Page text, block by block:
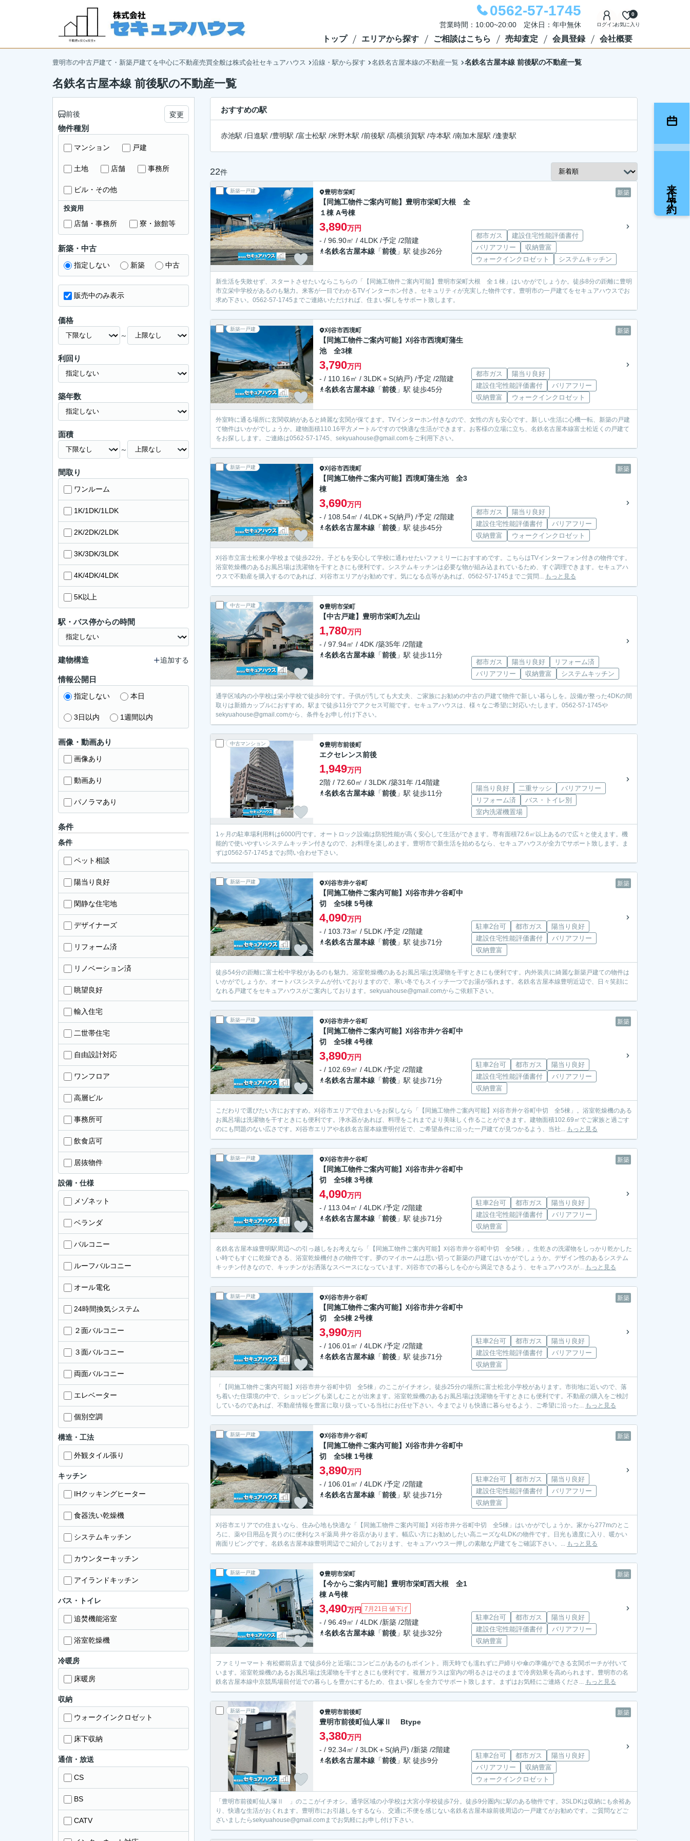
0562-57-1745
営業時間：10:00~20:00 定休日：年中無休 ログインお気に入り
0
トップ エリアから探す ご相談はこちら 売却査定 会員登録 会社概要
豊明市の中古戸建て・新築戸建てを中心に不動産売買全般は株式会社セキュアハウス 沿線・駅から探す 名鉄名古屋本線の不動産一覧 名鉄名古屋本線 前後駅の不動産一覧
名鉄名古屋本線 前後駅の不動産一覧
おすすめの駅
赤池駅 /日進駅 /豊明駅 /富士松駅 /米野木駅 /前後駅 /高横須賀駅 /寺本駅 /南加木屋駅 /逢妻駅
22件
新築一戸建 新築
豊明市栄町
【同施工物件ご案内可能】豊明市栄町大根 全
１棟 A号棟
3,890万円
- / 96.90㎡ / 4LDK /予定 /2階建
名鉄名古屋本線 「前後 」駅 徒歩26分
都市ガス
建設住宅性能評価書付
バリアフリー
収納豊富
ウォークインクロゼット
システムキッチン
新生活を失敗せず、スタートさせたいならこちらの「【同施工物件ご案内可能】豊明市栄町大根 全１棟」はいかがでしょうか。徒歩8分の距離に豊明
市立栄中学校があるのも魅力。来客が一目でわかるTVインターホン付き。セキュリティが充実した物件です。豊明市の一戸建てをセキュアハウスでお
求め下さい。0562-57-1745までご連絡いただければ、住まい探しをサポート致します。
新築一戸建 新築
刈谷市西境町
【同施工物件ご案内可能】刈谷市西境町蒲生
池 全3棟
3,790万円
- / 110.16㎡ / 3LDK＋S(納戸) /予定 /2階建
名鉄名古屋本線 「前後 」駅 徒歩45分
都市ガス
陽当り良好
建設住宅性能評価書付
バリアフリー
収納豊富
ウォークインクロゼット
外室時に通る場所に玄関収納があると綺麗な玄関が保てます。TVインターホン付きなので、女性の方も安心です。新しい生活に心機一転、新築の戸建
て物件はいかがでしょうか。建物面積110.16平方メートルですので快適な生活ができます。お客様の立場に立ち、名鉄名古屋本線富士松近くの戸建て
をお探しします。ご連絡は0562-57-1745、sekyuahouse@gmail.comをご利用下さい。
新築一戸建 新築
刈谷市西境町
【同施工物件ご案内可能】西境町蒲生池 全3
棟
3,690万円
- / 108.54㎡ / 4LDK＋S(納戸) /予定 /2階建
名鉄名古屋本線 「前後 」駅 徒歩45分
都市ガス
陽当り良好
建設住宅性能評価書付
バリアフリー
収納豊富
ウォークインクロゼット
刈谷市立富士松東小学校まで徒歩22分。子どもを安心して学校に通わせたいファミリーにおすすめです。こちらはTVインターフォン付きの物件です。
浴室乾燥機のあるお風呂場は洗濯物を干すときにも便利です。システムキッチンは必要な物が組み込まれているため、すぐ調理できます。セキュアハ
ウスで不動産を購入するのであれば、刈谷市エリアがお勧めです。気になる点等があれば、0562-57-1745までご質問... もっと見る
中古一戸建 豊明市栄町
【中古戸建】豊明市栄町九左山
1,780万円
- / 97.94㎡ / 4DK /築35年 /2階建
名鉄名古屋本線 「前後 」駅 徒歩11分
都市ガス 陽当り良好
リフォーム済
バリアフリー
収納豊富 システムキッチン
通学区域内の小学校は栄小学校で徒歩8分です。子供が汚しても大丈夫、ご家族にお勧めの中古の戸建て物件で新しい暮らしを。設備が整った4DKの間
取りは新婚カップルにおすすめ。駅まで徒歩11分でアクセス可能です。セキュアハウスは、様々なご希望に対応いたします。0562-57-1745や
sekyuahouse@gmail.comから、条件をお申し付け下さい。
中古マンション 豊明市前後町
エクセレンス前後
1,949万円
2階 / 72.60㎡ / 3LDK /築31年 /14階建
名鉄名古屋本線 「前後 」駅 徒歩11分
陽当り良好 二重サッシ
バリアフリー
リフォーム済
バス・トイレ別
室内洗濯機置場
1ヶ月の駐車場利用料は6000円です。オートロック設備は防犯性能が高く安心して生活ができます。専有面積72.6㎡以上あるので広々と使えます。機
能的で使いやすいシステムキッチン付きなので、お料理を楽しめます。豊明市で新生活を始めるなら、セキュアハウスが全力でサポート致します。ま
ずは0562-57-1745までお問い合わせ下さい。
新築一戸建 新築
刈谷市井ケ谷町
【同施工物件ご案内可能】刈谷市井ケ谷町中
切 全5棟 5号棟
4,090万円
- / 103.73㎡ / 5LDK /予定 /2階建
名鉄名古屋本線 「前後 」駅 徒歩71分
駐車2台可 都市ガス
陽当り良好
建設住宅性能評価書付
バリアフリー
収納豊富
徒歩54分の距離に富士松中学校があるのも魅力。浴室乾燥機のあるお風呂場は洗濯物を干すときにも便利です。内外装共に綺麗な新築戸建ての物件は
いかがでしょうか。オートバスシステムが付いておりますので、寒い冬でもスイッチ一つでお湯が張れます。名鉄名古屋本線豊明近辺で、日々笑顔に
なれる戸建てをセキュアハウスがご案内しております。sekyuahouse@gmail.comからご依頼下さい。
新築一戸建 新築
刈谷市井ケ谷町
【同施工物件ご案内可能】刈谷市井ケ谷町中
切 全5棟 4号棟
3,890万円
- / 102.69㎡ / 4LDK /予定 /2階建
名鉄名古屋本線 「前後 」駅 徒歩71分
駐車2台可 都市ガス
陽当り良好
建設住宅性能評価書付
バリアフリー
収納豊富
こだわりで選びたい方におすすめ。刈谷市エリアで住まいをお探しなら「【同施工物件ご案内可能】刈谷市井ケ谷町中切 全5棟」。浴室乾燥機のある
お風呂場は洗濯物を干すときにも便利です。浄水器があれば、料理をこれまでより美味しく作ることができます。建物面積102.69㎡でご家族と過ごす
のにも問題のない広さです。刈谷市エリアや名鉄名古屋本線豊明付近で、ご希望条件に沿った一戸建てが見つかるよう、当社... もっと見る
新築一戸建 新築
刈谷市井ケ谷町
【同施工物件ご案内可能】刈谷市井ケ谷町中
切 全5棟 3号棟
4,090万円
- / 113.04㎡ / 4LDK /予定 /2階建
名鉄名古屋本線 「前後 」駅 徒歩71分
駐車2台可 都市ガス
陽当り良好
建設住宅性能評価書付
バリアフリー
収納豊富
名鉄名古屋本線豊明駅周辺への引っ越しをお考えなら「【同施工物件ご案内可能】刈谷市井ケ谷町中切 全5棟」。生乾きの洗濯物をしっかり乾かした
い時でもすぐに乾燥できる、浴室乾燥機付きの物件です。夢のマイホームは思い切って新築の戸建てはいかがでしょうか。デザイン性のあるシステム
キッチン付きなので、キッチンがお洒落なスペースになっています。刈谷市での暮らしを心から満足できるよう、セキュアハウスが... もっと見る
新築一戸建 新築
刈谷市井ケ谷町
【同施工物件ご案内可能】刈谷市井ケ谷町中
切 全5棟 2号棟
3,990万円
- / 106.01㎡ / 4LDK /予定 /2階建
名鉄名古屋本線 「前後 」駅 徒歩71分
駐車2台可 都市ガス
陽当り良好
建設住宅性能評価書付
バリアフリー
収納豊富
「【同施工物件ご案内可能】刈谷市井ケ谷町中切 全5棟」のここがイチオシ。徒歩25分の場所に富士松北小学校があります。市街地に近いので、落
ち着いた住環境の中で、ショッピングも楽しむことが出来ます。浴室乾燥機のあるお風呂場は洗濯物を干すときにも便利です。不動産の購入をご検討
しているのであれば、不動産情報を豊富に取り扱っている当社にお任せ下さい。今までよりも快適に暮らせるよう、ご希望に沿った... もっと見る
新築一戸建 新築
刈谷市井ケ谷町
【同施工物件ご案内可能】刈谷市井ケ谷町中
切 全5棟 1号棟
3,890万円
- / 106.01㎡ / 4LDK /予定 /2階建
名鉄名古屋本線 「前後 」駅 徒歩71分
駐車2台可 都市ガス
陽当り良好
建設住宅性能評価書付
バリアフリー
収納豊富
刈谷市エリアでの住まいなら、住み心地も快適な「【同施工物件ご案内可能】刈谷市井ケ谷町中切 全5棟」はいかがでしょうか。家から277mのとこ
ろに、薬や日用品を買うのに便利なスギ薬局 井ケ谷店があります。幅広い方にお勧めしたい高ニーズな4LDKの物件です。日光も適度に入り、暖かい
南面リビングです。名鉄名古屋本線豊明周辺でご紹介しております、セキュアハウス一押しの素敵な戸建てをご確認下さい。... もっと見る
新築一戸建 新築
豊明市栄町
【今からご案内可能】豊明市栄町西大根 全1
棟 A号棟
3,490万円 7月21日 値下げ
- / 96.49㎡ / 4LDK /新築 /2階建
名鉄名古屋本線 「前後 」駅 徒歩32分
駐車2台可 都市ガス
陽当り良好
建設住宅性能評価書付
バリアフリー
収納豊富
ファミリーマート 有松郷前店まで徒歩6分と近場にコンビニがあるのもポイント。雨天時でも濡れずに戸締りや傘の準備ができる玄関ポーチが付いて
います。浴室乾燥機のあるお風呂場は洗濯物を干すときにも便利です。複層ガラスは室内の明るさはそのままで冷房効果を高められます。豊明市の名
鉄名古屋本線中京競馬場前付近での暮らしを豊かにするため、住まい探しを全力でサポート致します。まずはお気軽にご連絡くださ... もっと見る
新築一戸建 新築
豊明市前後町
豊明市前後町仙人塚Ⅱ Btype
3,380万円
- / 92.34㎡ / 3LDK＋S(納戸) /新築 /2階建
名鉄名古屋本線 「前後 」駅 徒歩9分
駐車2台可 都市ガス
陽当り良好
バリアフリー
収納豊富
ウォークインクロゼット
「豊明市前後町仙人塚Ⅱ 」のここがイチオシ。通学区域の小学校は大宮小学校徒歩7分。徒歩9分圏内に駅のある物件です。3SLDKは収納にも余裕あ
り、快適な生活がおくれます。豊明市にお引越しをするなら、交通に不便を感じない名鉄名古屋本線前後周辺の一戸建てがお勧めです。ご質問などご
ざいましたらsekyuahouse@gmail.comまでお気軽にお申し付け下さい。
前後 変更
物件種別
マンション 戸建
土地 店舗 事務所
ビル・その他
投資用
店舗・事務所 寮・旅館等
新築・中古
指定しない 新築 中古
販売中のみ表示
価格
～
利回り
築年数
面積
～
間取り
ワンルーム
1K/1DK/1LDK
2K/2DK/2LDK
3K/3DK/3LDK
4K/4DK/4LDK
5K以上
駅・バス停からの時間
建物構造 追加する
情報公開日
指定しない 本日
3日以内 1週間以内
画像・動画あり
画像あり
動画あり
パノラマあり
条件
条件
ペット相談
陽当り良好
閑静な住宅地
デザイナーズ
リフォーム済
リノベーション済
眺望良好
輸入住宅
二世帯住宅
自由設計対応
ワンフロア
高層ビル
事務所可
飲食店可
居抜物件
設備・仕様
メゾネット
ベランダ
バルコニー
ルーフバルコニー
オール電化
24時間換気システム
２面バルコニー
３面バルコニー
両面バルコニー
エレベーター
個別空調
構造・工法
外観タイル張り
キッチン
IHクッキングヒーター
食器洗い乾燥機
システムキッチン
カウンターキッチン
アイランドキッチン
バス・トイレ
追焚機能浴室
浴室乾燥機
冷暖房
床暖房
収納
ウォークインクロゼット
床下収納
通信・放送
CS
BS
CATV
来店予約